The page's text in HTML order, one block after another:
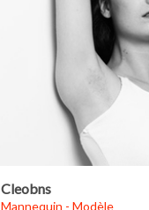
Cleobns
Mannequin - Modèle